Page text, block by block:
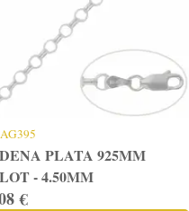
AG395
PLATA 925MM
- 4.50MM
€